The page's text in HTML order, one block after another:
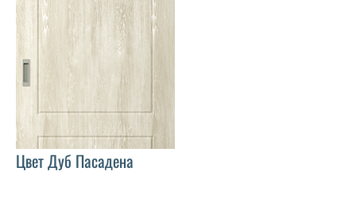
Цвет Дуб Пасадена